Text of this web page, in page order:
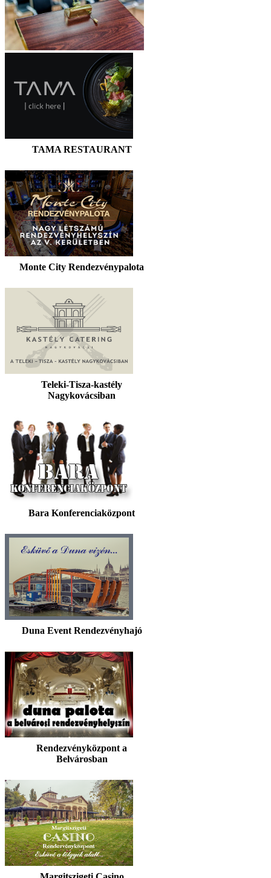
TAMA RESTAURANT
Monte City Rendezvénypalota
Teleki-Tisza-kastély
Nagykovácsiban
Bara Konferenciaközpont
Duna Event Rendezvényhajó
Rendezvényközpont a
Belvárosban